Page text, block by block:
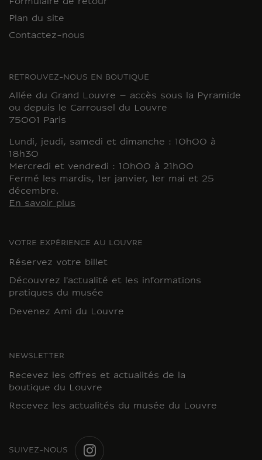
Formulaire de retour
Plan du site
Contactez-nous
RETROUVEZ-NOUS EN BOUTIQUE
Allée du Grand Louvre – accès sous la Pyramide
ou depuis le Carrousel du Louvre
75001 Paris
Lundi, jeudi, samedi et dimanche : 10h00 à
18h30
Mercredi et vendredi : 10h00 à 21h00
Fermé les mardis, 1er janvier, 1er mai et 25
décembre.
En savoir plus
VOTRE EXPÉRIENCE AU LOUVRE
Réservez votre billet
Découvrez l'actualité et les informations
pratiques du musée
Devenez Ami du Louvre
NEWSLETTER
Recevez les offres et actualités de la
boutique du Louvre
Recevez les actualités du musée du Louvre
SUIVEZ-NOUS